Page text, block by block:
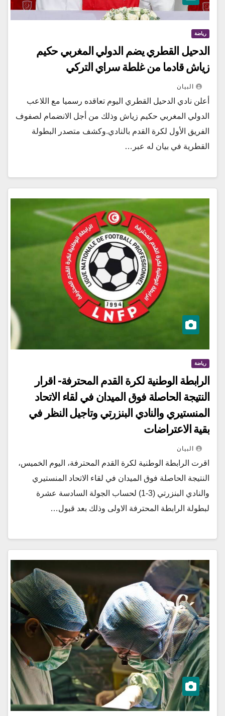
رياضة
الدحيل القطري يضم الدولي المغربي حكيم
زياش قادما من غلطة سراي التركي
البيان
أعلن نادي الدحيل القطري اليوم تعاقده رسميا مع اللاعب
الدولي المغربي حكيم زياش وذلك من أجل الانضمام لصفوف
الفريق الأول لكرة القدم بالنادي.وكشف متصدر البطولة
القطرية في بيان له عبر…
رياضة
الرابطة الوطنية لكرة القدم المحترفة- اقرار
النتيجة الحاصلة فوق الميدان في لقاء الاتحاد
المنستيري والنادي البنزرتي وتاجيل النظر في
بقية الاعتراضات
البيان
اقرت الرابطة الوطنية لكرة القدم المحترفة، اليوم الخميس،
النتيجة الحاصلة فوق الميدان في لقاء الاتحاد المنستيري
والنادي البنزرتي (3-1) لحساب الجولة السادسة عشرة
لبطولة الرابطة المحترفة الاولى وذلك بعد قبول…